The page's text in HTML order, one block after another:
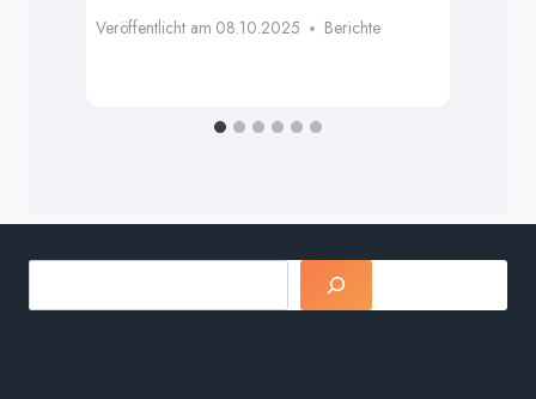
Veröffentlicht am 08.10.2025 Berichte
Suchen